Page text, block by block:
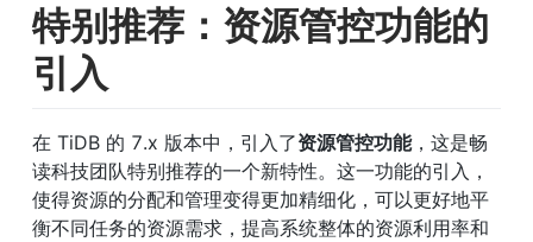
特别推荐：资源管控功能的
引入
在 TiDB 的 7.x 版本中，引入了资源管控功能，这是畅
读科技团队特别推荐的一个新特性。这一功能的引入，
使得资源的分配和管理变得更加精细化，可以更好地平
衡不同任务的资源需求，提高系统整体的资源利用率和